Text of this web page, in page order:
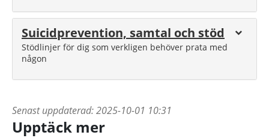
Suicidprevention, samtal och stöd
Stödlinjer för dig som verkligen behöver prata med
någon
Senast uppdaterad:2025-10-01 10:31
Upptäck mer